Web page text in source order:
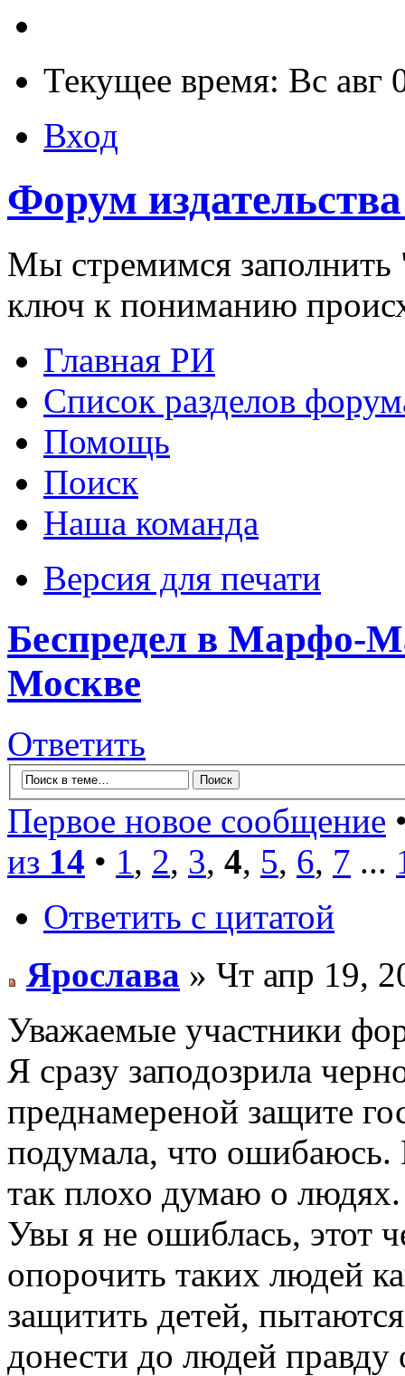
Текущее время: Вс авг
Вход
Форум
Мы стремимся заполнить
ключ к пониманию
Главная РИ
Список разделов
Помощь
Поиск
Наша команда
Версия для печати
Беспредел в Марфо-
Москве
Ответить
Первое новое сообщение
из 14 • 1, 2, 3, 4, 5, 6, 7 ...
Ответить с цитатой
Ярослава » Чт апр 19,
Уважаемые участники
Я сразу заподозрила
преднамереной защите
подумала, что ошибаюсь.
так плохо думаю о людях.
Увы я не ошиблась, этот
опорочить таких людей
защитить детей,
донести до людей правду